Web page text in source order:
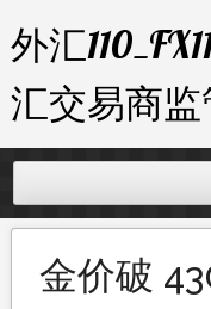
至
内
容
外汇
汇交易商
金价破